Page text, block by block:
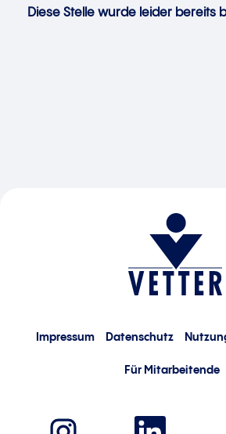
Diese Stelle wurde leider bereits
Impressum Datenschutz
Für Mitarbeitende
W
W